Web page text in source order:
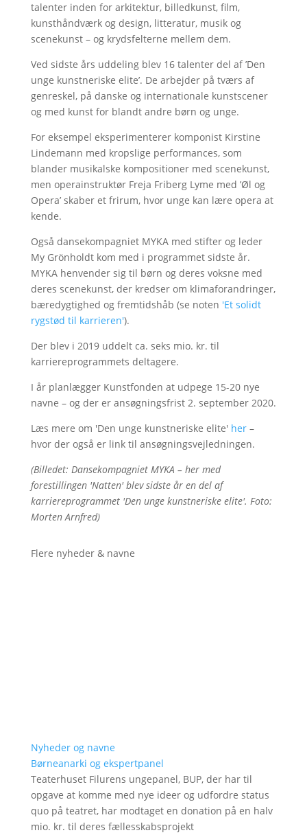
talenter inden for arkitektur, billedkunst, film,
kunsthåndværk og design, litteratur, musik og
scenekunst – og krydsfelterne mellem dem.
Ved sidste års uddeling blev 16 talenter del af ’Den
unge kunstneriske elite’. De arbejder på tværs af
genreskel, på danske og internationale kunstscener
og med kunst for blandt andre børn og unge.
For eksempel eksperimenterer komponist Kirstine
Lindemann med kropslige performances, som
blander musikalske kompositioner med scenekunst,
men operainstruktør Freja Friberg Lyme med ’Øl og
Opera’ skaber et frirum, hvor unge kan lære opera at
kende.
Også dansekompagniet MYKA med stifter og leder
My Grönholdt kom med i programmet sidste år.
MYKA henvender sig til børn og deres voksne med
deres scenekunst, der kredser om klimaforandringer,
bæredygtighed og fremtidshåb (se noten 'Et solidt
rygstød til karrieren').
Der blev i 2019 uddelt ca. seks mio. kr. til
karriereprogrammets deltagere.
I år planlægger Kunstfonden at udpege 15-20 nye
navne – og der er ansøgningsfrist 2. september 2020.
Læs mere om 'Den unge kunstneriske elite' her–
hvor der også er link til ansøgningsvejledningen.
(Billedet: Dansekompagniet MYKA – her med
forestillingen 'Natten' blev sidste år en del af
karriereprogrammet 'Den unge kunstneriske elite'. Foto:
Morten Arnfred)
Flere nyheder & navne
Nyheder og navne
Børneanarki og ekspertpanel
Teaterhuset Filurens ungepanel, BUP, der har til
opgave at komme med nye ideer og udfordre status
quo på teatret, har modtaget en donation på en halv
mio. kr. til deres fællesskabsprojekt